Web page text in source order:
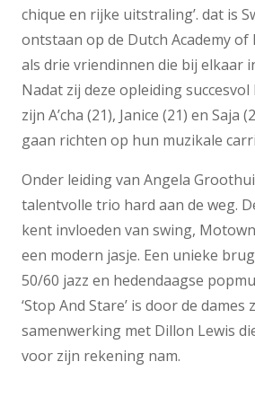
chique en rijke uitstraling’. dat is
ontstaan op de Dutch Academy
als drie vriendinnen die bij elkaar
Nadat zij deze opleiding
zijn A’cha (21), Janice (21) en Saja
gaan richten op hun muzikale
Onder leiding van Angela
talentvolle trio hard aan de weg.
kent invloeden van swing,
een modern jasje. Een unieke
50/60 jazz en hedendaagse
‘Stop And Stare’ is door de
samenwerking met Dillon Lewis
voor zijn rekening nam.